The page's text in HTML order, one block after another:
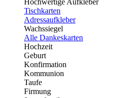
Hochwertige Aufkleber
Tischkarten
Adressaufkleber
Wachssiegel
Alle Dankeskarten
Hochzeit
Geburt
Konfirmation
Kommunion
Taufe
Firmung